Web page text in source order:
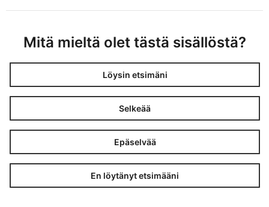
Mitä mieltä olet tästä sisällöstä?
Löysin etsimäni
Selkeää
Epäselvää
En löytänyt etsimääni